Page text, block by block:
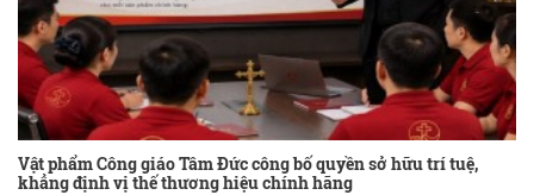
Vật phẩm Công giáo Tâm Đức công bố quyền sở hữu trí tuệ,
khẳng định vị thế thương hiệu chính hãng